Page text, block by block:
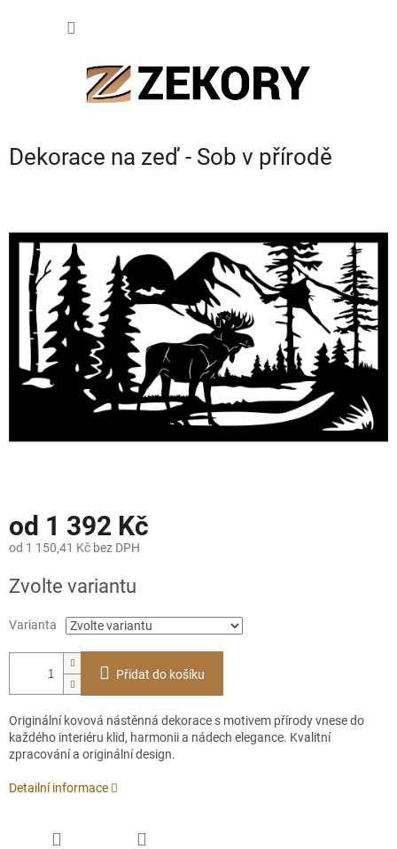
Dekorace na zeď - Sob v přírodě
od 1 392 Kč
od 1 150,41 Kč bez DPH
cena:
Zvolte variantu
Varianta
Přidat do košíku
Originální kovová nástěnná dekorace s motivem přírody vnese do
každého interiéru klid, harmonii a nádech elegance. Kvalitní
zpracování a originální design.
Detailní informace